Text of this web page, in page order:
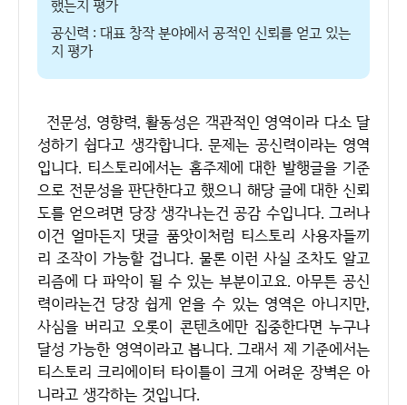
했는지 평가
공신력 : 대표 창작 분야에서 공적인 신뢰를 얻고 있는
지 평가
전문성, 영향력, 활동성은 객관적인 영역이라 다소 달
성하기 쉽다고 생각합니다. 문제는 공신력이라는 영역
입니다. 티스토리에서는 홈주제에 대한 발행글을 기준
으로 전문성을 판단한다고 했으니 해당 글에 대한 신뢰
도를 얻으려면 당장 생각나는건 공감 수입니다. 그러나
이건 얼마든지 댓글 품앗이처럼 티스토리 사용자들끼
리 조작이 가능할 겁니다. 물론 이런 사실 조차도 알고
리즘에 다 파악이 될 수 있는 부분이고요. 아무튼 공신
력이라는건 당장 쉽게 얻을 수 있는 영역은 아니지만,
사심을 버리고 오롯이 콘텐츠에만 집중한다면 누구나
달성 가능한 영역이라고 봅니다. 그래서 제 기준에서는
티스토리 크리에이터 타이틀이 크게 어려운 장벽은 아
니라고 생각하는 것입니다.